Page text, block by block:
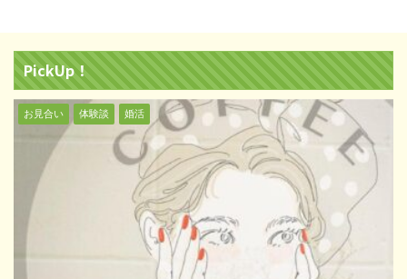
PickUp！
お見合い 体験談 婚活 結婚式